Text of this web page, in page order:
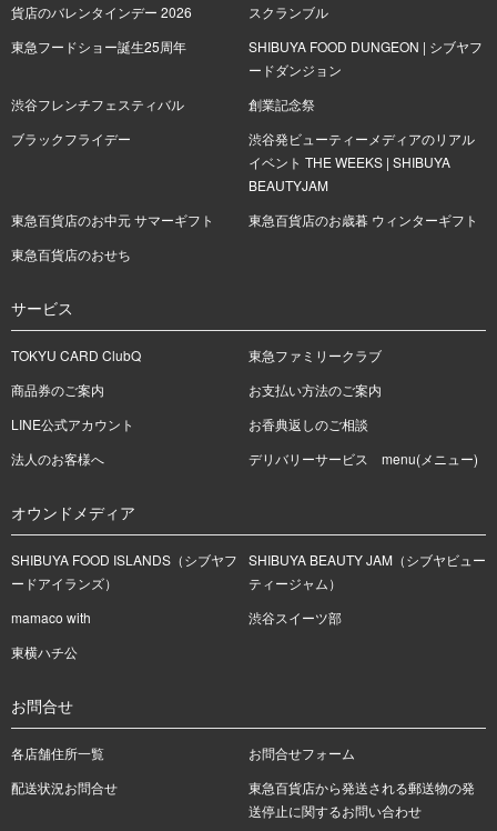
貨店のバレンタインデー 2026
スクランブル
東急フードショー誕生25周年
SHIBUYA FOOD DUNGEON | シブヤフ
ードダンジョン
渋谷フレンチフェスティバル
創業記念祭
ブラックフライデー
渋谷発ビューティーメディアのリアル
イベント THE WEEKS | SHIBUYA
BEAUTYJAM
東急百貨店のお中元 サマーギフト
東急百貨店のお歳暮 ウィンターギフト
東急百貨店のおせち
サービス
TOKYU CARD ClubQ
東急ファミリークラブ
商品券のご案内
お支払い方法のご案内
LINE公式アカウント
お香典返しのご相談
法人のお客様へ
デリバリーサービス menu(メニュー)
オウンドメディア
SHIBUYA FOOD ISLANDS（シブヤフ
ードアイランズ）
SHIBUYA BEAUTY JAM（シブヤビュー
ティージャム）
mamaco with
渋谷スイーツ部
東横ハチ公
お問合せ
各店舗住所一覧
お問合せフォーム
配送状況お問合せ
東急百貨店から発送される郵送物の発
送停止に関するお問い合わせ